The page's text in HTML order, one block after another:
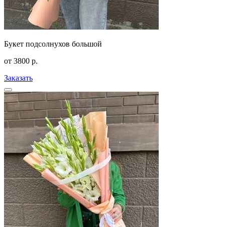
Букет подсолнухов большой
от 3800 р.
Заказать